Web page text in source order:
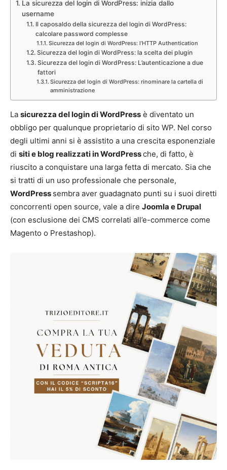
La sicurezza del login di WordPress: inizia dallo
username
Il caposaldo della sicurezza del login di WordPress:
calcolare password complesse
Sicurezza del login di WordPress: l’HTTP Authentication
Sicurezza del login di WordPress: la scelta dei plugin
Sicurezza del login di WordPress: L’autenticazione a due
fattori
Sicurezza del login di WordPress: rinominare la cartella di
amministrazione
La sicurezza del login di WordPress è diventato un
obbligo per qualunque proprietario di sito WP. Nel corso
degli ultimi anni si è assistito a una crescita esponenziale
di siti e blog realizzati in WordPressche, di fatto, è
riuscito a conquistare una larga fetta di mercato. Sia che
si tratti di un uso professionale che personale,
WordPress sembra aver guadagnato punti su i suoi diretti
concorrenti open source, vale a dire Joomla e Drupal
(con esclusione dei CMS correlati all’e-commerce come
Magento o Prestashop).